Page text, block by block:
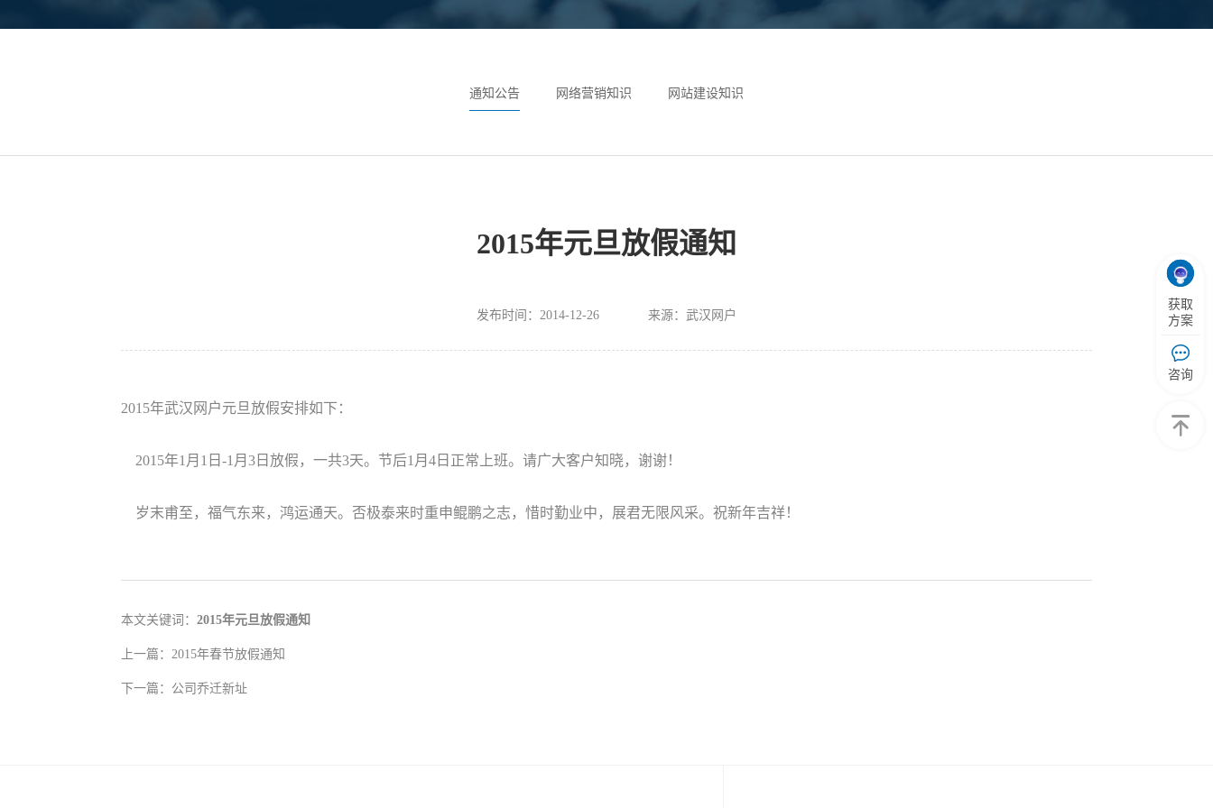
通知公告 网络营销知识 网站建设知识
2015年元旦放假通知
发布时间：2014-12-26 来源：武汉网户
2015年武汉网户元旦放假安排如下：
2015年1月1日-1月3日放假，一共3天。节后1月4日正常上班。请广大客户知晓，谢谢！
岁末甫至，福气东来，鸿运通天。否极泰来时重申鲲鹏之志，惜时勤业中，展君无限风采。祝新年吉祥！
本文关键词：2015年元旦放假通知
上一篇： 2015年春节放假通知
下一篇： 公司乔迁新址
获取
方案
咨询